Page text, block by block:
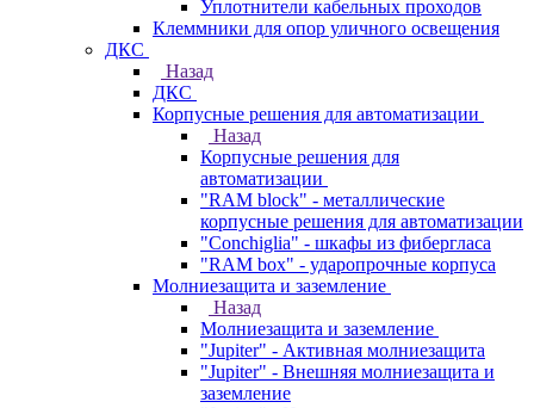
Уплотнители кабельных проходов
Клеммники для опор уличного освещения
ДКС
Назад
ДКС
Корпусные решения для автоматизации
Назад
Корпусные решения для
автоматизации
"RAM block" - металлические
корпусные решения для автоматизации
"Conchiglia" - шкафы из фибергласа
"RAM box" - ударопрочные корпуса
Молниезащита и заземление
Назад
Молниезащита и заземление
"Jupiter" - Активная молниезащита
"Jupiter" - Внешняя молниезащита и
заземление